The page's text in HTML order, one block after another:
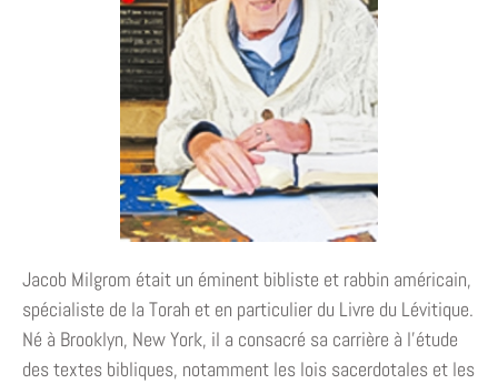
Jacob Milgrom était un éminent bibliste et rabbin américain,
spécialiste de la Torah et en particulier du Livre du Lévitique.
Né à Brooklyn, New York, il a consacré sa carrière à l’étude
des textes bibliques, notamment les lois sacerdotales et les